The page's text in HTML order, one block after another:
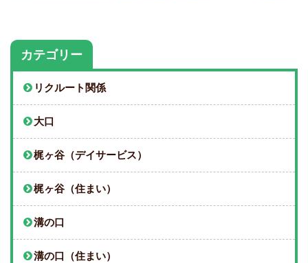
カテゴリー
リクルート関係
大口
梶ヶ谷（デイサービス）
梶ヶ谷（住まい）
溝の口
溝の口（住まい）